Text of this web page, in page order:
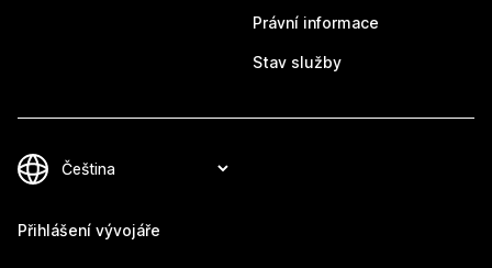
Právní informace
Stav služby
Přihlášení vývojáře